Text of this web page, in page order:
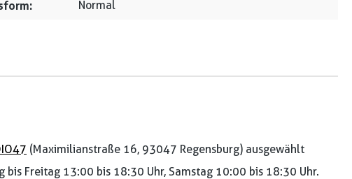
Normal
(Maximilianstraße 16, 93047 Regensburg) ausgewählt
Freitag 13:00 bis 18:30 Uhr, Samstag 10:00 bis 18:30 Uhr.